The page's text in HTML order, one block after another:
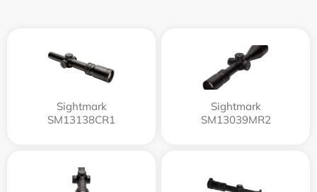
Sightmark
SM13138CR1
Sightmark
SM13039MR2